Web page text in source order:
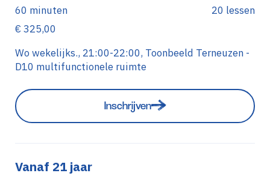
60 minuten
20 lessen
€ 325,00
Wo wekelijks., 21:00-22:00, Toonbeeld Terneuzen -
D10 multifunctionele ruimte
Inschrijven
Vanaf 21 jaar